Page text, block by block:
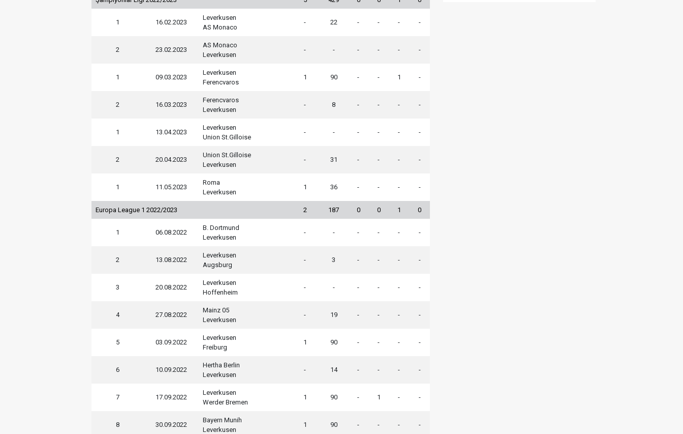
1 16.02.2023
Leverkusen
AS Monaco
- 22 - - - -
2 23.02.2023
AS Monaco
Leverkusen
- - - - - -
1 09.03.2023
Leverkusen
Ferencvaros
1 90 - - 1 -
2 16.03.2023
Ferencvaros
Leverkusen
- 8 - - - -
1 13.04.2023
Leverkusen
Union St.Gilloise
- - - - - -
2 20.04.2023
Union St.Gilloise
Leverkusen
- 31 - - - -
1 11.05.2023
Roma
Leverkusen
1 36 - - - -
Europa League 1 2022/2023 2 187 0 0 1 0
1 06.08.2022
B. Dortmund
Leverkusen
- - - - - -
2 13.08.2022
Leverkusen
Augsburg
- 3 - - - -
3 20.08.2022
Leverkusen
Hoffenheim
- - - - - -
4 27.08.2022
Mainz 05
Leverkusen
- 19 - - - -
5 03.09.2022
Leverkusen
Freiburg
1 90 - - - -
6 10.09.2022
Hertha Berlin
Leverkusen
- 14 - - - -
7 17.09.2022
Leverkusen
Werder Bremen
1 90 - 1 - -
8 30.09.2022
Bayern Munih
Leverkusen
1 90 - - - -